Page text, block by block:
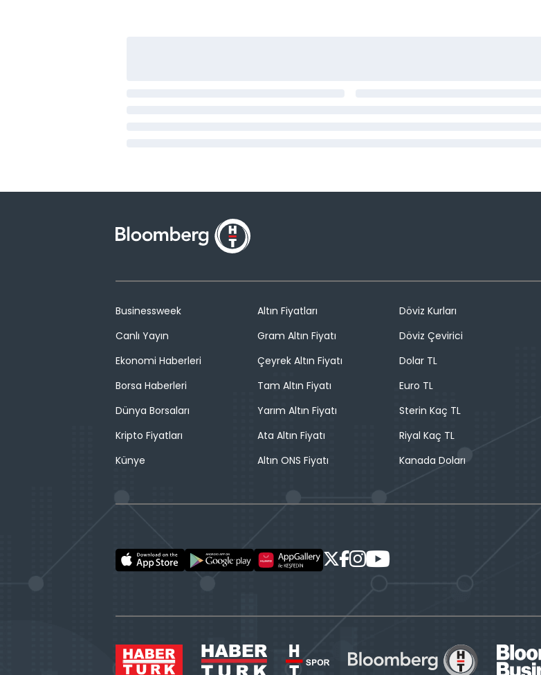
Businessweek
Canlı Yayın
Ekonomi Haberleri
Borsa Haberleri
Dünya Borsaları
Kripto Fiyatları
Künye
Altın Fiyatları
Gram Altın Fiyatı
Çeyrek Altın Fiyatı
Tam Altın Fiyatı
Yarım Altın Fiyatı
Ata Altın Fiyatı
Altın ONS Fiyatı
Döviz Kurları
Döviz Çevirici
Dolar TL
Euro TL
Sterin Kaç TL
Riyal Kaç TL
Kanada Doları